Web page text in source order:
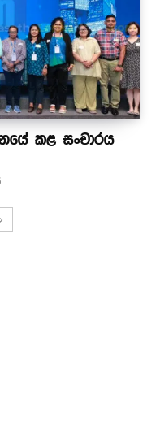
කළ සංචාරය